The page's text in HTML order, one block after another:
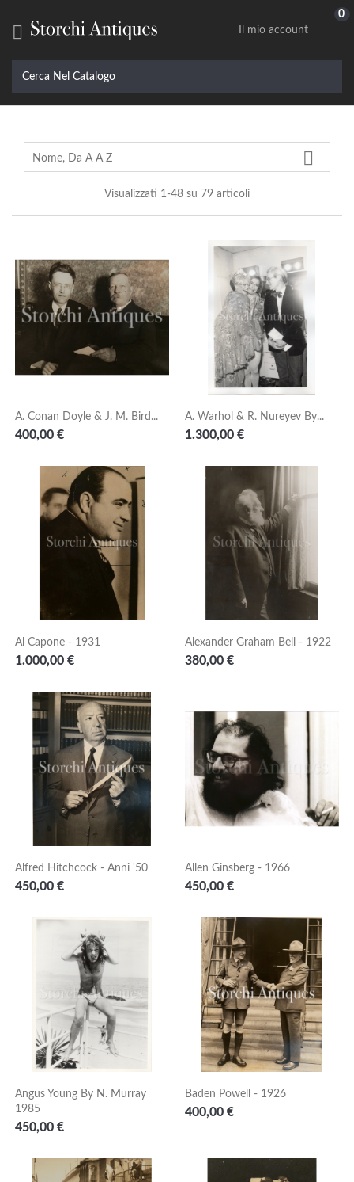

0
Il mio account
Nome, Da A A Z 
Visualizzati 1-48 su 79 articoli
A. Conan Doyle & J. M. Bird...
Prezzo
400,00 €
A. Warhol & R. Nureyev By...
Prezzo
1.300,00 €
Al Capone - 1931
Prezzo
1.000,00 €
Alexander Graham Bell - 1922
Prezzo
380,00 €
Alfred Hitchcock - Anni '50
Prezzo
450,00 €
Allen Ginsberg - 1966
Prezzo
450,00 €
Angus Young By N. Murray
1985
Prezzo
450,00 €
Baden Powell - 1926
Prezzo
400,00 €